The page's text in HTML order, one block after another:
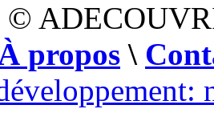
©
propos \